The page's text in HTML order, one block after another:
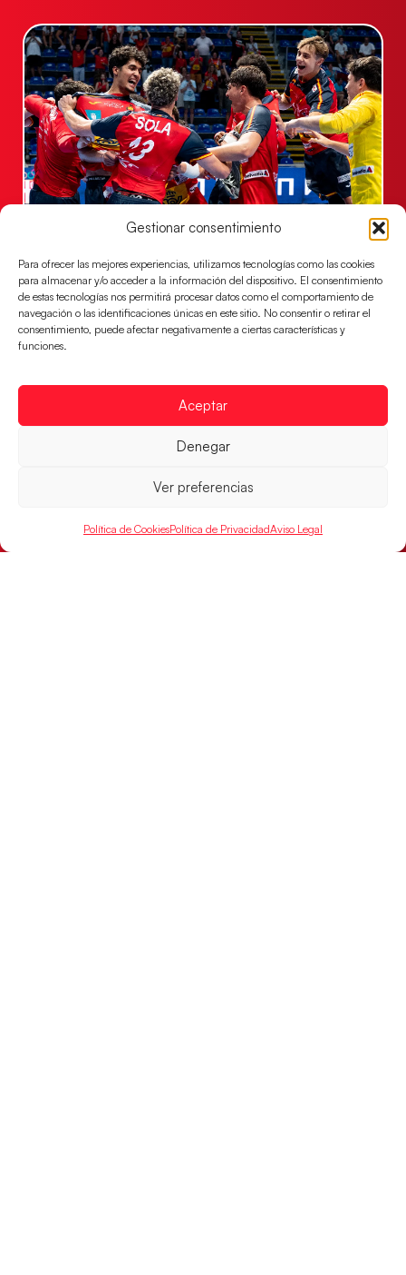
Gestionar consentimiento
Para ofrecer las mejores experiencias, utilizamos tecnologías como las cookies
para almacenar y/o acceder a la información del dispositivo. El consentimiento
de estas tecnologías nos permitirá procesar datos como el comportamiento de
navegación o las identificaciones únicas en este sitio. No consentir o retirar el
consentimiento, puede afectar negativamente a ciertas características y
funciones.
Aceptar
Denegar
Ver preferencias
Política de CookiesPolítica de PrivacidadAviso Legal
Los Hispanos Juveniles jugarán las
Los pupilos de Javier Márquez se han llevado el
partido de semifinales 29-27 ante Francia y mañana
jugarán las semifinales
LEER MÁS